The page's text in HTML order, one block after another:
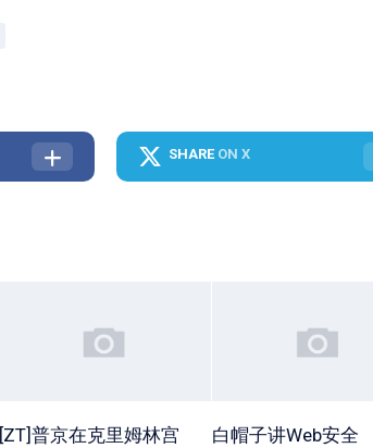
SHARE ON X
[ZT]普京在克里姆林宫
白帽子讲Web安全